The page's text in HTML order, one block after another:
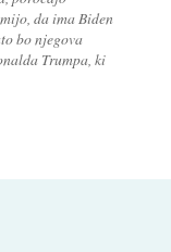
da ima Biden
bo njegova
Trumpa, ki